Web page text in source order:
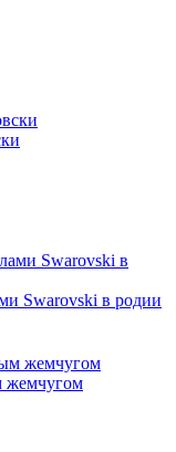
Swarovski в родии
жемчугом